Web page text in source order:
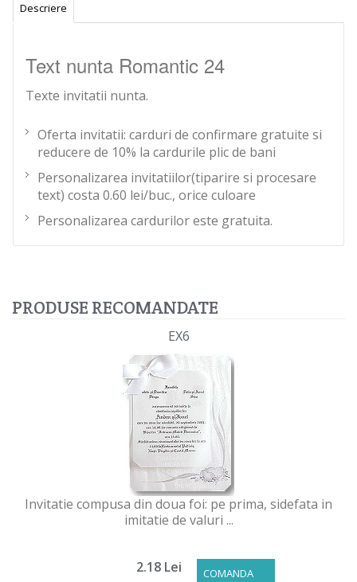
Descriere
Text nunta Romantic 24
Texte invitatii nunta.
Oferta invitatii: carduri de confirmare gratuite si
reducere de 10% la cardurile plic de bani
Personalizarea invitatiilor(tiparire si procesare
text) costa 0.60 lei/buc., orice culoare
Personalizarea cardurilor este gratuita.
PRODUSE RECOMANDATE
EX6
Invitatie compusa din doua foi: pe prima, sidefata in
imitatie de valuri ...
COMANDA
2.18 Lei